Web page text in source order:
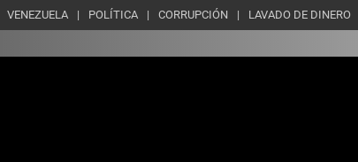
VENEZUELA POLÍTICA CORRUPCIÓN LAVADO DE DINERO